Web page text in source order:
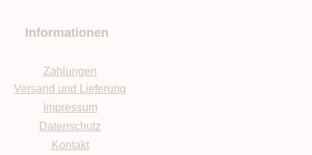
Informationen
Zahlungen
Versand und Lieferung
Impressum
Datenschutz
Kontakt